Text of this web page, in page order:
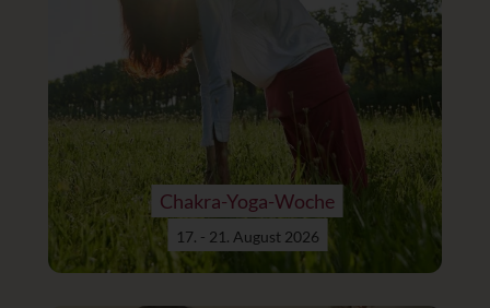
Chakra-Yoga-Woche
17. - 21. August 2026